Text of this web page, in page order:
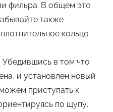
фильра. В общем это
также
кольцо
в том что
и установлен новый
приступать к
по щупу.